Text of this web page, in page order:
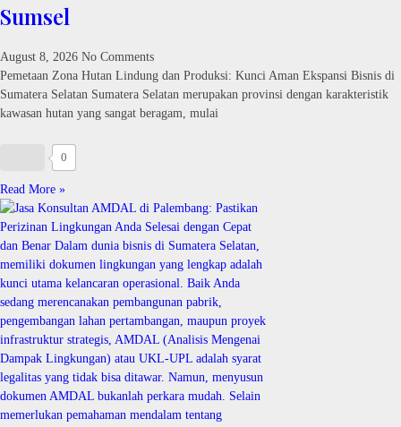
Sumsel
August 8, 2026 No Comments
Pemetaan Zona Hutan Lindung dan Produksi: Kunci Aman Ekspansi Bisnis di
Sumatera Selatan Sumatera Selatan merupakan provinsi dengan karakteristik
kawasan hutan yang sangat beragam, mulai
0
Read More »